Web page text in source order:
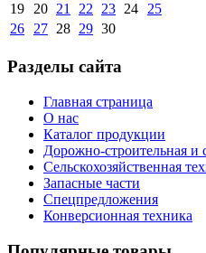
19 20 21 22 23 24 25
26 27 28 29 30
Разделы сайта
Главная страница
О нас
Каталог продукции
Дорожно-строительная и
Сельскохозяйственная
Запасные части
Спецпредложения
Конверсионная техника